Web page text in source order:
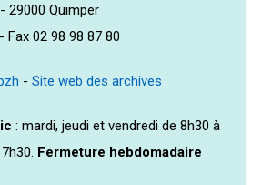
29000 Quimper
Fax 02 98 98 87 80
-Site web des archives
: mardi, jeudi et vendredi de 8h30 à
Fermeture hebdomadaire